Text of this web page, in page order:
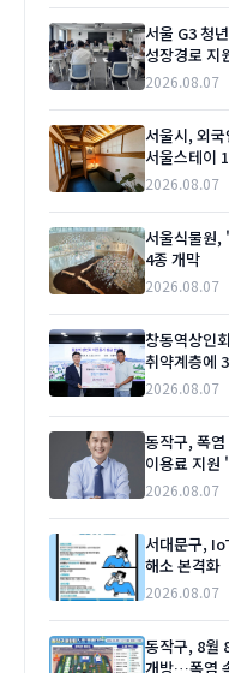
서울 G3 청
성장경로 지
2026.08.07
서울시, 외
서울스테이
2026.08.07
서울식물원,
4종 개막
2026.08.07
창동역상인
취약계층에
2026.08.07
동작구, 폭
이용료 지원
2026.08.07
서대문구,
해소 본격화
2026.08.07
동작구, 8월
개방…폭염